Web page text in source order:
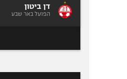
דן ביטון
הפועל באר שבע